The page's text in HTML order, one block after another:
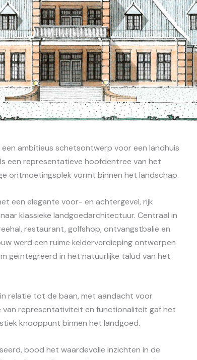
ambitieus schetsontwerp voor een landhuis
een representatieve hoofdentree van het
ontmoetingsplek vormt binnen het landschap.
een elegante voor- en achtergevel, rijk
klassieke landgoedarchitectuur. Centraal in
restaurant, golfshop, ontvangstbalie en
werd een ruime kelderverdieping ontworpen
geïntegreerd in het natuurlijke talud van het
relatie tot de baan, met aandacht voor
van representativiteit en functionaliteit gaf het
knooppunt binnen het landgoed.
bood het waardevolle inzichten in de